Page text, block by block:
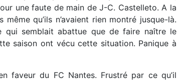
une faute de main de J-C. Castelleto. A la
qu’ils n’avaient rien montré jusque-là.
qui semblait abattue que de faire naître le
saison ont vécu cette situation. Panique à
faveur du FC Nantes. Frustré par ce qu’il